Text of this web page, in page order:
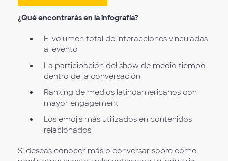
¿Qué encontrarás en la infografía?
El volumen total de interacciones vinculadas
al evento
La participación del show de medio tiempo
dentro de la conversación
Ranking de medios latinoamericanos con
mayor engagement
Los emojis más utilizados en contenidos
relacionados
Si deseas conocer más o conversar sobre cómo